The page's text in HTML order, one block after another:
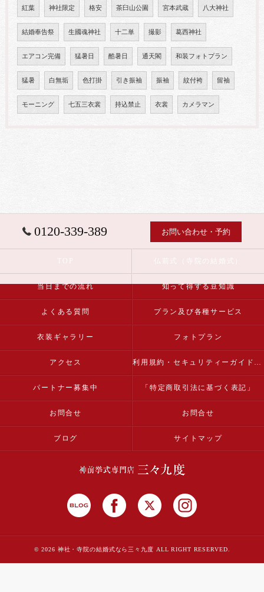
紅葉 神社限定 格安 茶臼山公園 宮本武蔵 八大神社
結婚奉告祭 生國魂神社 十二単 撮影 葛西神社
エアコン完備 猛暑日 酷暑日 通天閣 和装フォトプラン
猛暑 白無垢 色打掛 引き振袖 振袖 紋付袴 留袖
モーニング 七五三衣裳 持込禁止 衣裳 カメラマン
0120-339-389 お問い合わせ・予約
当日までの流れ 知って得する豆知識
よくある質問 プラン及び各種サービス
衣装ギャラリー フォトプラン
アクセス 利用規約・セキュリティーガイドライン
パートナー募集中 「特定商取引法に基づく表記」
お問合せ お問合せ
ブログ サイトマップ
© 2026 神社・寺院の結婚式なら三々九度 ALL RIGHT RESERVED.